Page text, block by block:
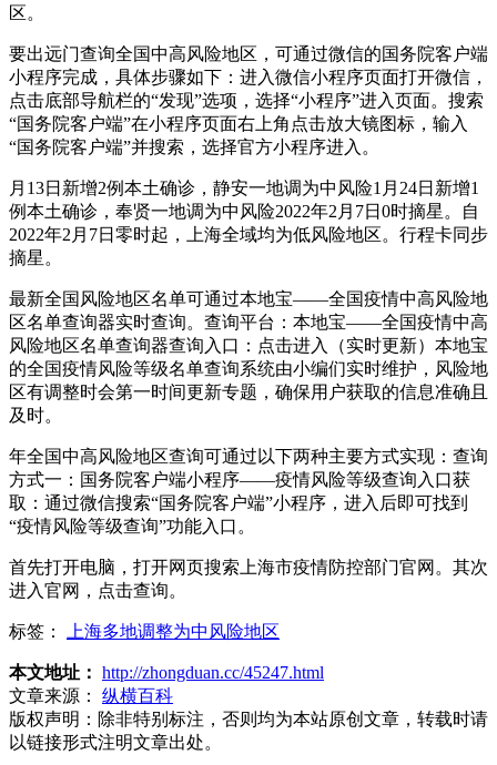
区。
要出远门查询全国中高风险地区，可通过微信的国务院客户端
小程序完成，具体步骤如下：进入微信小程序页面打开微信，
点击底部导航栏的“发现”选项，选择“小程序”进入页面。搜索
“国务院客户端”在小程序页面右上角点击放大镜图标，输入
“国务院客户端”并搜索，选择官方小程序进入。
月13日新增2例本土确诊，静安一地调为中风险1月24日新增1
例本土确诊，奉贤一地调为中风险2022年2月7日0时摘星。自
2022年2月7日零时起，上海全域均为低风险地区。行程卡同步
摘星。
最新全国风险地区名单可通过本地宝——全国疫情中高风险地
区名单查询器实时查询。查询平台：本地宝——全国疫情中高
风险地区名单查询器查询入口：点击进入（实时更新）本地宝
的全国疫情风险等级名单查询系统由小编们实时维护，风险地
区有调整时会第一时间更新专题，确保用户获取的信息准确且
及时。
年全国中高风险地区查询可通过以下两种主要方式实现：查询
方式一：国务院客户端小程序——疫情风险等级查询入口获
取：通过微信搜索“国务院客户端”小程序，进入后即可找到
“疫情风险等级查询”功能入口。
首先打开电脑，打开网页搜索上海市疫情防控部门官网。其次
进入官网，点击查询。
标签： 上海多地调整为中风险地区
本文地址： http://zhongduan.cc/45247.html
文章来源：
纵横百科
版权声明： 除非特别标注，否则均为本站原创文章，转载时请
以链接形式注明文章出处。